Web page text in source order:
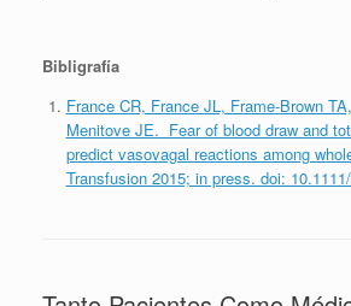
Bibligrafía
France CR, France JL, Frame-Brown
Menitove JE. Fear of blood draw and
predict vasovagal reactions among
Transfusion 2015; in press. doi: